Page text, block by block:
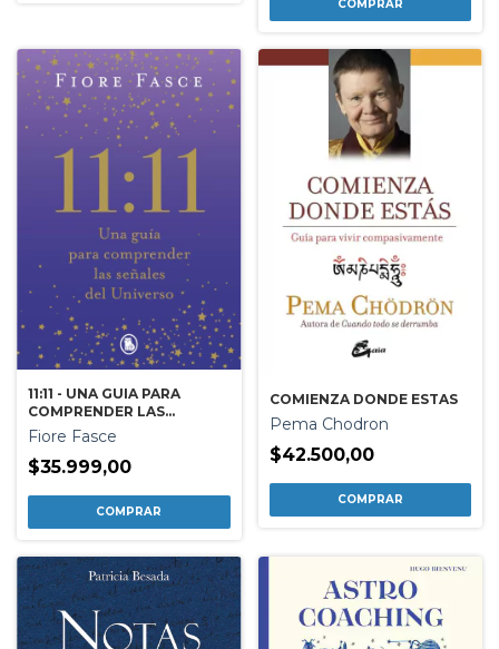
11:11 - UNA GUIA PARA
COMPRENDER LAS
SEÑALES DEL UNIVERSO
Fiore Fasce
$35.999,00
COMIENZA DONDE ESTAS
Pema Chodron
$42.500,00